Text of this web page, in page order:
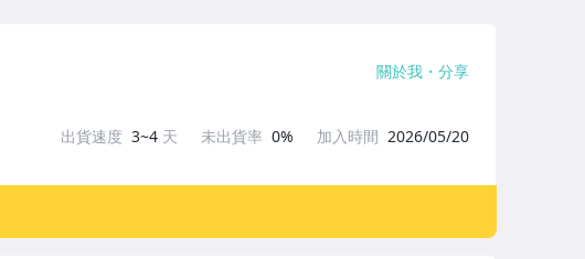
關於我 分享
出貨速度 3~4 天 未出貨率 0% 加入時間 2026/05/20